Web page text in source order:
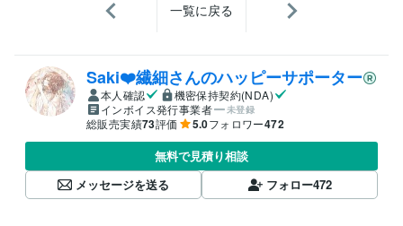
一覧に戻る
Saki❤️繊細さんのハッピーサポーター
本人確認
機密保持契約(NDA)
インボイス発行事業者
未登録
総販売実績73評価 5.0フォロワー472
無料で見積り相談
メッセージを送る
フォロー472